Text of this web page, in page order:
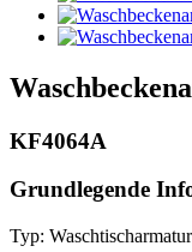
KF4064A
Grundlegende
Typ: